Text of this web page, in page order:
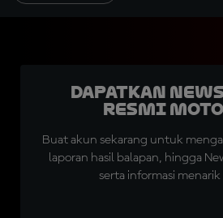
Dapatkan
Resmi
Buat akun sekarang untuk
laporan hasil balapan, hingga
serta informasi menarik